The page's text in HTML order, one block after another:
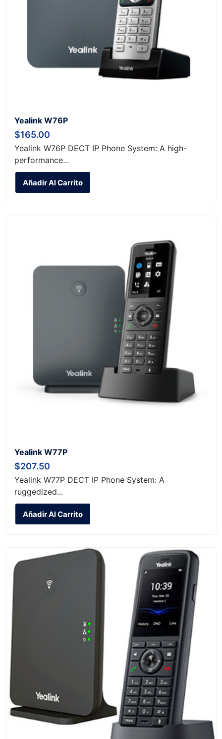
Yealink W76P
$165.00
Yealink W76P DECT IP Phone System: A high-
performance...
Añadir Al Carrito
Yealink W77P
$207.50
Yealink W77P DECT IP Phone System: A
ruggedized...
Añadir Al Carrito